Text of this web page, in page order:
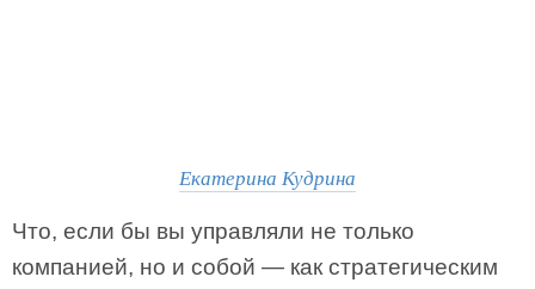
Екатерина Кудрина
Что, если бы вы управляли не только
компанией, но и собой — как стратегическим